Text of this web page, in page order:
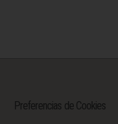
Preferencias de Cookies